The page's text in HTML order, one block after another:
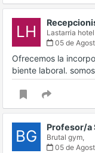
LH
Lastarria
05 de
Ofrecemos la
biente laboral.
BG Profesor/a
Brutal gym,
05 de